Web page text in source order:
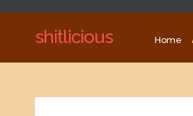
shitlicious Home